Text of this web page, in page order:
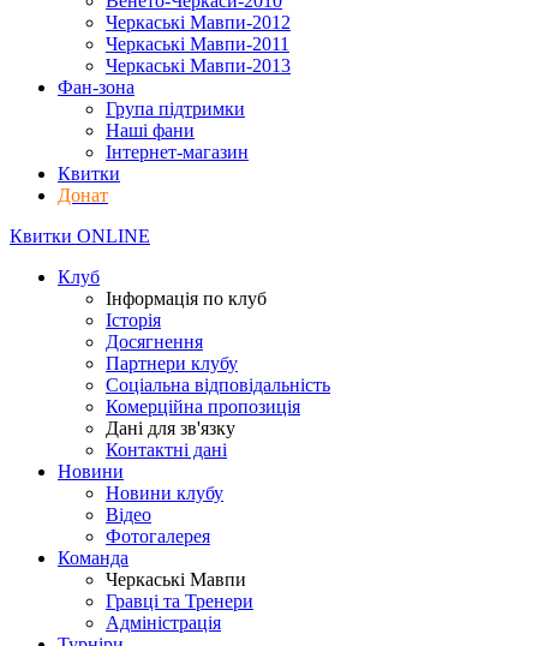
Черкаські Мавпи-2012
Черкаські Мавпи-2011
Черкаські Мавпи-2013
Фан-зона
Група підтримки
Наші фани
Інтернет-магазин
Квитки
Донат
Квитки ONLINE
Клуб
Інформація по клуб
Історія
Досягнення
Партнери клубу
Соціальна відповідальність
Комерційна пропозиція
Дані для зв'язку
Контактні дані
Новини
Новини клубу
Відео
Фотогалерея
Команда
Черкаські Мавпи
Гравці та Тренери
Адміністрація